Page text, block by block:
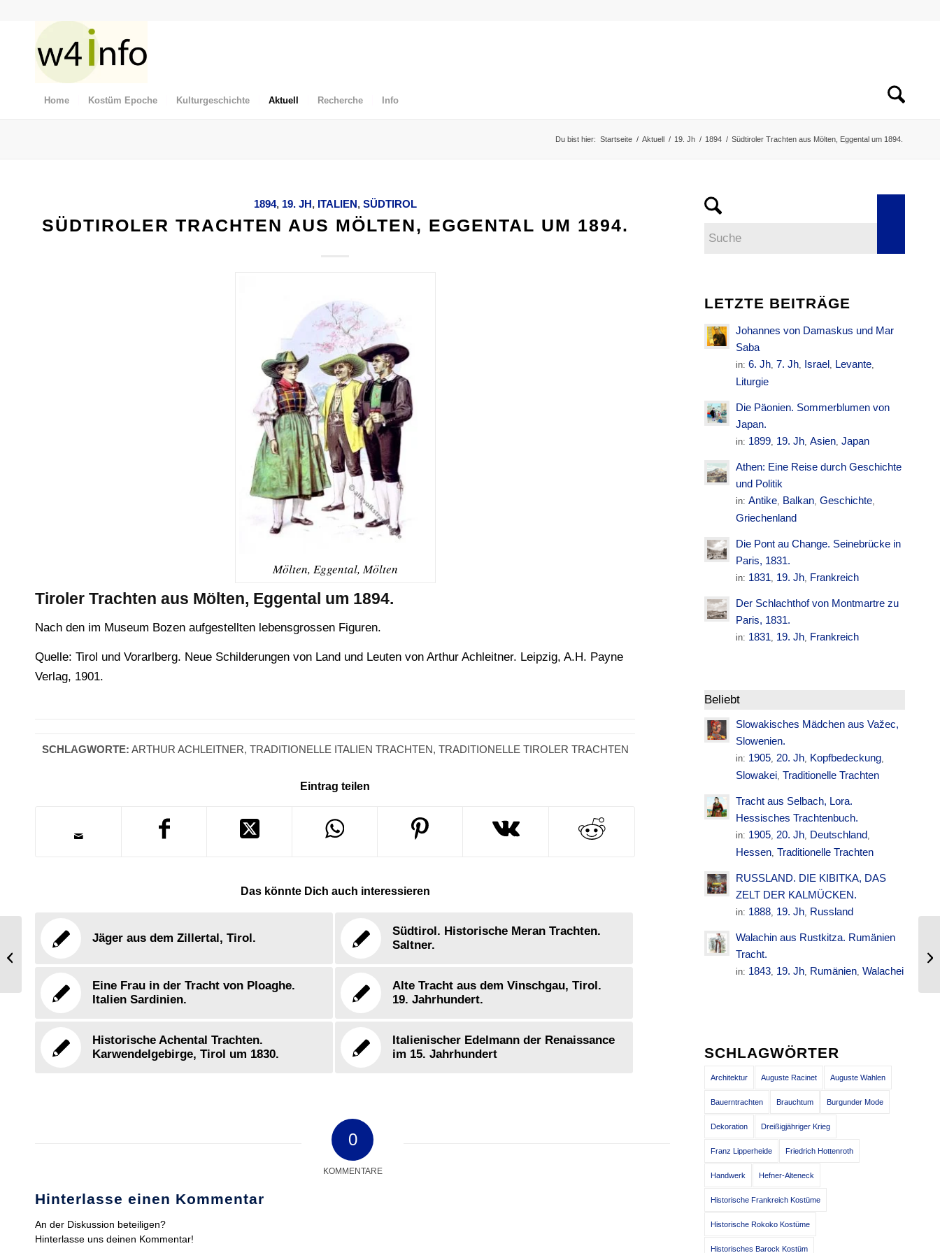
Home Kostüm Epoche Kulturgeschichte Aktuell Recherche Info
Du bist hier: Startseite / Aktuell / 19. Jh / 1894 / Südtiroler Trachten aus Mölten, Eggental um 1894.
1894, 19. JH, ITALIEN, SÜDTIROL
SÜDTIROLER TRACHTEN AUS MÖLTEN, EGGENTAL UM 1894.
Mölten, Eggental, Mölten
Tiroler Trachten aus Mölten, Eggental um 1894.
Nach den im Museum Bozen aufgestellten lebensgrossen Figuren.
Quelle: Tirol und Vorarlberg. Neue Schilderungen von Land und Leuten von Arthur Achleitner. Leipzig, A.H. Payne
Verlag, 1901.
SCHLAGWORTE: ARTHUR ACHLEITNER, TRADITIONELLE ITALIEN TRACHTEN, TRADITIONELLE TIROLER TRACHTEN
Eintrag teilen
Das könnte Dich auch interessieren
Jäger aus dem Zillertal, Tirol.
Südtirol. Historische Meran Trachten.
Saltner.
Eine Frau in der Tracht von Ploaghe.
Italien Sardinien.
Alte Tracht aus dem Vinschgau, Tirol.
19. Jahrhundert.
Historische Achental Trachten.
Karwendelgebirge, Tirol um 1830.
Italienischer Edelmann der Renaissance
im 15. Jahrhundert
0
KOMMENTARE
Hinterlasse einen Kommentar
An der Diskussion beteiligen?
Hinterlasse uns deinen Kommentar!
LETZTE BEITRÄGE
Johannes von Damaskus und Mar
Saba
in:6. Jh, 7. Jh, Israel, Levante,
Liturgie
Die Päonien. Sommerblumen von
Japan.
in: 1899, 19. Jh,Asien,Japan
Athen: Eine Reise durch Geschichte
und Politik
in:Antike, Balkan,Geschichte,
Griechenland
Die Pont au Change. Seinebrücke in
Paris, 1831.
in: 1831, 19. Jh, Frankreich
Der Schlachthof von Montmartre zu
Paris, 1831.
in: 1831, 19. Jh, Frankreich
Beliebt
Slowakisches Mädchen aus Važec,
Slowenien.
in: 1905,20. Jh, Kopfbedeckung,
Slowakei, Traditionelle Trachten
Tracht aus Selbach, Lora.
Hessisches Trachtenbuch.
in: 1905,20. Jh, Deutschland,
Hessen, Traditionelle Trachten
RUSSLAND. DIE KIBITKA, DAS
ZELT DER KALMÜCKEN.
in: 1888, 19. Jh, Russland
Walachin aus Rustkitza. Rumänien
Tracht.
in: 1843, 19. Jh, Rumänien,Walachei
SCHLAGWÖRTER
Architektur Auguste Racinet Auguste Wahlen
Bauerntrachten Brauchtum Burgunder Mode
Dekoration Dreißigjähriger Krieg
Franz Lipperheide Friedrich Hottenroth
Handwerk Hefner-Alteneck
Historische Frankreich Kostüme
Historische Rokoko Kostüme
Historisches Barock Kostüm
Südtiroler Trachten aus Gröden und